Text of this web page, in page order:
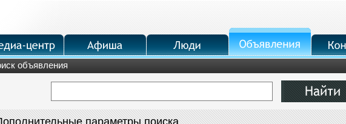
объявления
параметры поиска